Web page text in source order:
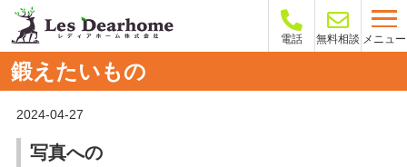
電話 無料相談 メニュー
鍛えたいもの
2024-04-27
写真への